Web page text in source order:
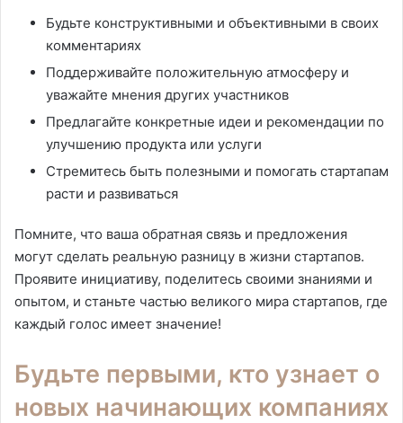
Будьте конструктивными и объективными в своих
комментариях
Поддерживайте положительную атмосферу и
уважайте мнения других участников
Предлагайте конкретные идеи и рекомендации по
улучшению продукта или услуги
Стремитесь быть полезными и помогать стартапам
расти и развиваться
Помните, что ваша обратная связь и предложения
могут сделать реальную разницу в жизни стартапов.
Проявите инициативу, поделитесь своими знаниями и
опытом, и станьте частью великого мира стартапов, где
каждый голос имеет значение!
Будьте первыми, кто узнает о
новых начинающих компаниях